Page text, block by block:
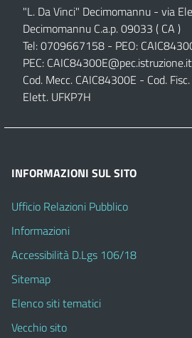
"L. Da Vinci" Decimomannu - via
Decimomannu C.a.p. 09033 ( CA )
Tel: 0709667158 - PEO:
PEC: CAIC84300E@pec.istruzione.it
Cod. Mecc. CAIC84300E - Cod.
Elett. UFKP7H
INFORMAZIONI SUL SITO
Ufficio Relazioni Pubblico
Informazioni
Accessibilità D.Lgs 106/18
Sitemap
Elenco siti tematici
Vecchio sito